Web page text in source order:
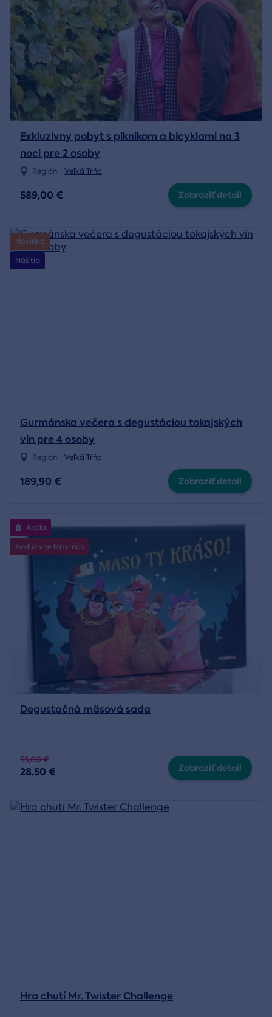
Exkluzívny pobyt s piknikom a bicyklami na 3
noci pre 2 osoby
Región: Veľká Tŕňa
589,00 € Zobraziť detail
Novinka
Náš tip
Gurmánska večera s degustáciou tokajských
vín pre 4 osoby
Región: Veľká Tŕňa
189,90 € Zobraziť detail
Akcia
Exkluzívne len u nás
Degustačná mäsová sada
55,00 €
28,50 € Zobraziť detail
Hra chutí Mr. Twister Challenge